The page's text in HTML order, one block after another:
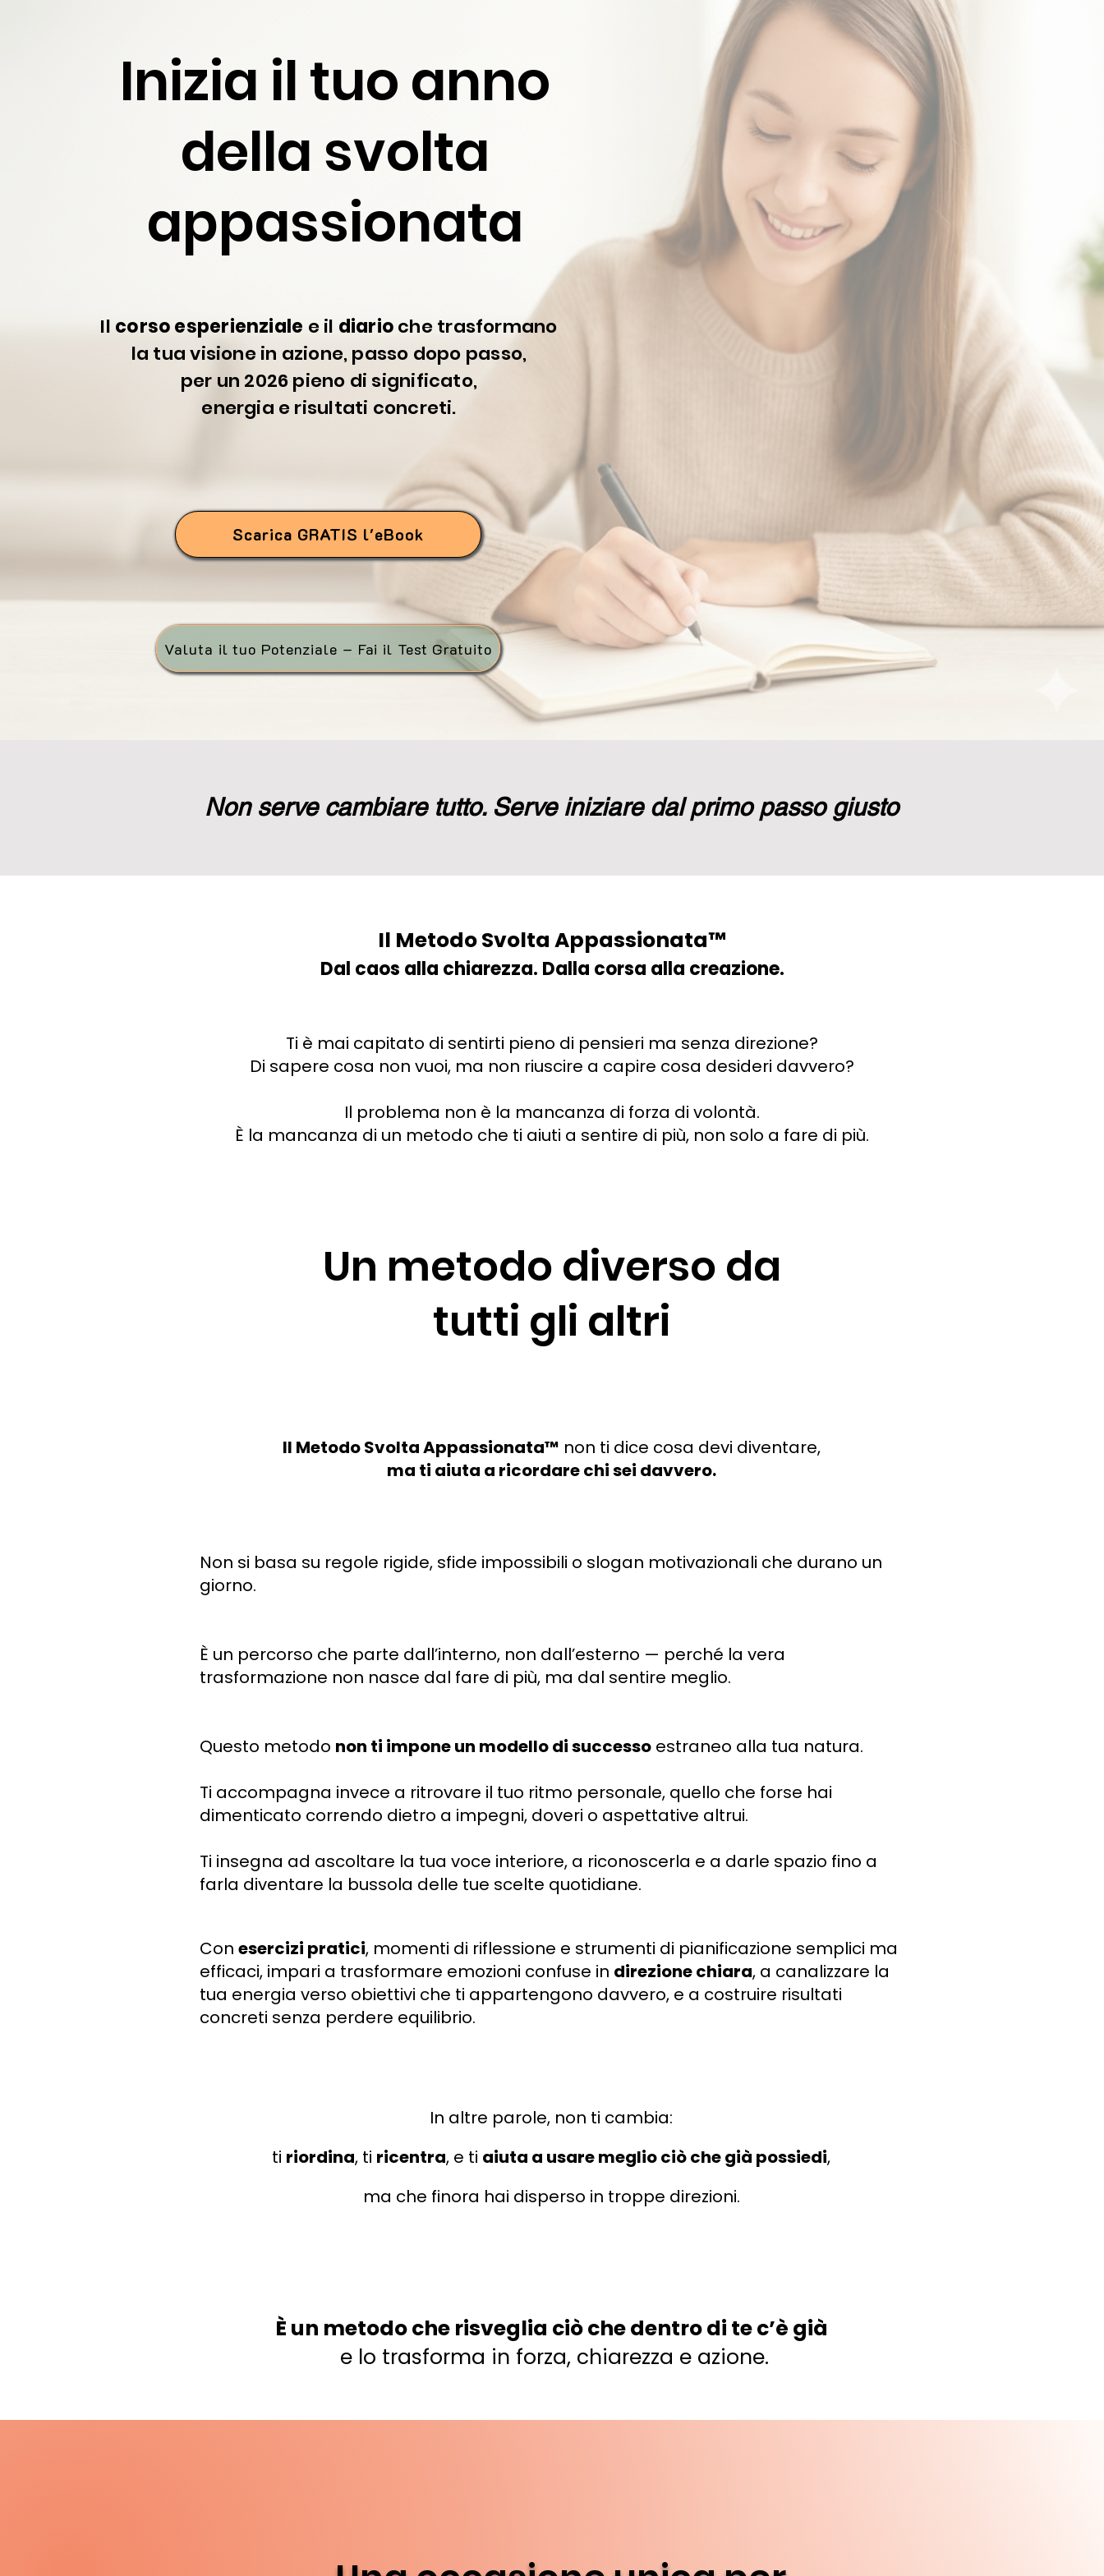
Inizia il tuo anno
della svolta
appassionata
Il corso esperienziale e il diarioche trasformano
la tua visione in azione, passo dopo passo,
per un 2026 pieno di significato,
energia e risultati concreti.
Scarica GRATIS l'eBook
Valuta il tuo Potenziale – Fai il Test Gratuito
Non serve cambiare tutto. Serve iniziare dal primo passo giusto
Il Metodo Svolta Appassionata™
Dal caos alla chiarezza. Dalla corsa alla creazione.
Ti è mai capitato di sentirti pieno di pensieri ma senza direzione?
Di sapere cosa non vuoi, ma non riuscire a capire cosa desideri davvero?
Il problema non è la mancanza di forza di volontà.
È la mancanza di un metodo che ti aiuti a sentire di più, non solo a fare di più.
Un metodo diverso da
tutti gli altri
Il Metodo Svolta Appassionata™ non ti dice cosa devi diventare,
ma ti aiuta a ricordare chi sei davvero.
Non si basa su regole rigide, sfide impossibili o slogan motivazionali che durano un
giorno.
È un percorso che parte dall’interno, non dall’esterno — perché la vera
trasformazione non nasce dal fare di più, ma dal sentire meglio.
Questo metodo non ti impone un modello di successo estraneo alla tua natura.
Ti accompagna invece a ritrovare il tuo ritmo personale, quello che forse hai
dimenticato correndo dietro a impegni, doveri o aspettative altrui.
Ti insegna ad ascoltare la tua voce interiore, a riconoscerla e a darle spazio fino a
farla diventare la bussola delle tue scelte quotidiane.
Con esercizi pratici, momenti di riflessione e strumenti di pianificazione semplici ma
efficaci, impari a trasformare emozioni confuse in direzione chiara, a canalizzare la
tua energia verso obiettivi che ti appartengono davvero, e a costruire risultati
concreti senza perdere equilibrio.
In altre parole, non ti cambia:
ti riordina, ti ricentra, e ti aiuta a usare meglio ciò che già possiedi,
ma che finora hai disperso in troppe direzioni.
È un metodo che risveglia ciò che dentro di te c’è già
e lo trasforma in forza, chiarezza e azione.